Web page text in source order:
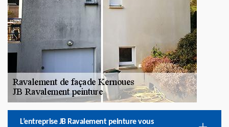
L’entreprise JB Ravalement peinture vous